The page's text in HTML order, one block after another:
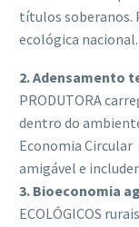
títulos soberanos.
ecológica nacional.
2.Adensamento
PRODUTORA
dentro do
Economia Circular
amigável e
3. Bioeconomia
ECOLÓGICOS